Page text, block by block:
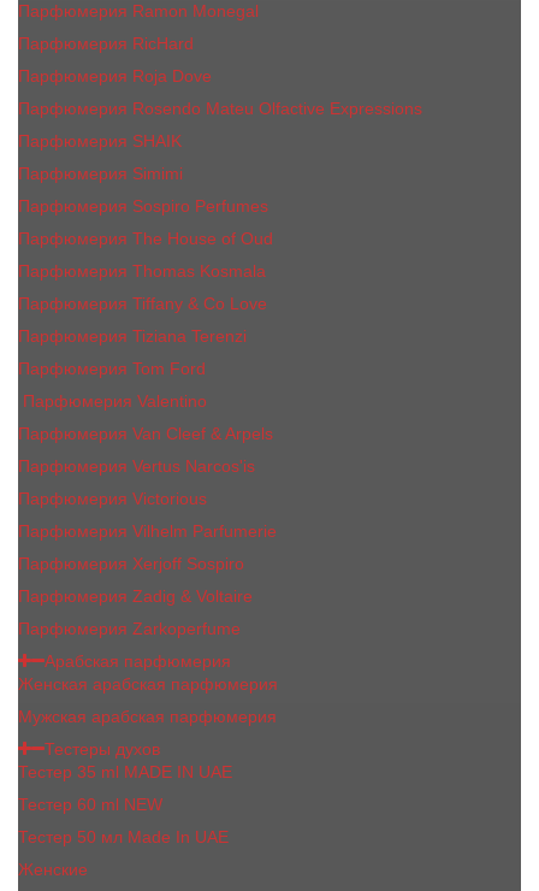
Парфюмерия Ramon Monegal
Парфюмерия RicHard
Парфюмерия Roja Dove
Парфюмерия Rosendo Mateu Olfactive Expressions
Парфюмерия SHAIK
Парфюмерия Simimi
Парфюмерия Sospiro Perfumes
Парфюмерия The House of Oud
Парфюмерия Thomas Kosmala
Парфюмерия Tiffany & Co Love
Парфюмерия Tiziana Terenzi
Парфюмерия Tom Ford
Парфюмерия Valentino
Парфюмерия Van Cleef & Arpels
Парфюмерия Vertus Narcos'is
Парфюмерия Victorious
Парфюмерия Vilhelm Parfumerie
Парфюмерия Xerjoff Sospiro
Парфюмерия Zadig & Voltaire
Парфюмерия Zarkoperfume
Арабская парфюмерия
Женская арабская парфюмерия
Мужская арабская парфюмерия
Тестеры духов
Тестер 35 ml MADE IN UAE
Тестер 60 ml NEW
Тестер 50 мл Made In UAE
Женские